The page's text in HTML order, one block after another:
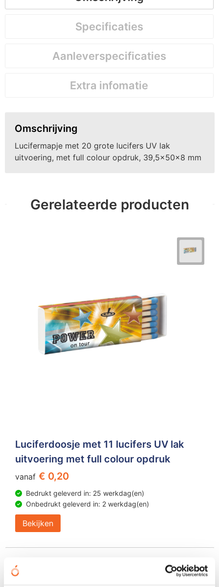
Specificaties
Aanleverspecificaties
Extra infomatie
Omschrijving
Lucifermapje met 20 grote lucifers UV lak
uitvoering, met full colour opdruk, 39,5x50x8 mm
Gerelateerde producten
Luciferdoosje met 11 lucifers UV lak
uitvoering met full colour opdruk
vanaf € 0,20
Bedrukt geleverd in: 25 werkdag(en)
Onbedrukt geleverd in: 2 werkdag(en)
Bekijken